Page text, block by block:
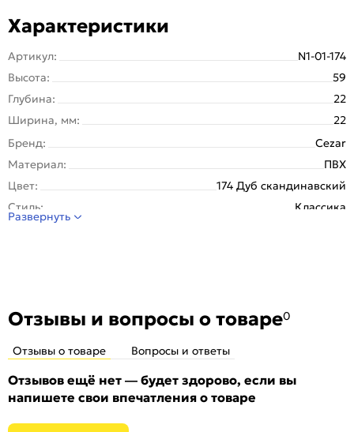
Характеристики
Артикул:
N1-01-174
Высота:
59
Глубина:
22
Ширина, мм:
22
Бренд:
Cezar
Материал:
ПВХ
Цвет:
174 Дуб скандинавский
Стиль:
Классика
Развернуть
Отзывы и вопросы о товаре0
Отзывы о товаре Вопросы и ответы
Отзывов ещё нет — будет здорово, если вы
напишете свои впечатления о товаре